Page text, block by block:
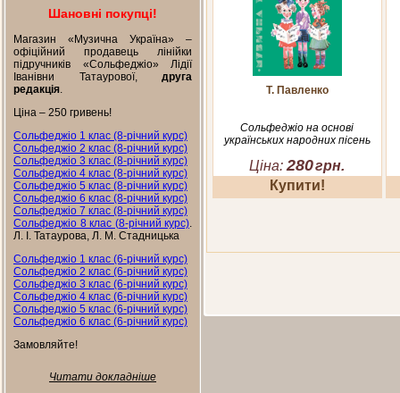
Шановні покупці!
Магазин «Музична Україна» –
офіційний продавець лінійки
підручників «Сольфеджіо» Лідії
Іванівни Татаурової, друга
редакція.
Ціна – 250 гривень!
Сольфеджіо 1 клас (8-річний курс)
Сольфеджіо 2 клас (8-річний курс)
Сольфеджіо 3 клас (8-річний курс)
Сольфеджіо 4 клас (8-річний курс)
Сольфеджіо 5 клас (8-річний курс)
Сольфеджіо 6 клас (8-річний курс)
Сольфеджіо 7 клас (8-річний курс)
Сольфеджіо 8 клас (8-річний курс).
Л. І. Татаурова, Л. М. Стадницька
Сольфеджіо 1 клас (6-річний курс)
Сольфеджіо 2 клас (6-річний курс)
Сольфеджіо 3 клас (6-річний курс)
Сольфеджіо 4 клас (6-річний курс)
Сольфеджіо 5 клас (6-річний курс)
Сольфеджіо 6 клас (6-річний курс)
Замовляйте!
Читати докладніше
Т. Павленко
Сольфеджіо на основі
українських народних пісень
Ціна: 280грн.
Купити!